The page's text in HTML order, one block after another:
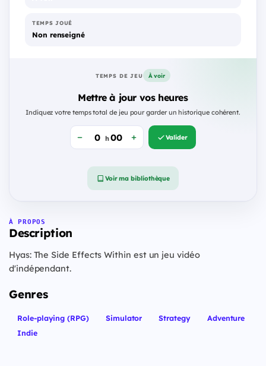
TEMPS JOUÉ
Non renseigné
TEMPS DE JEU À voir
Mettre à jour vos heures
Indiquez votre temps total de jeu pour garder un historique cohérent.
h Valider
Voir ma bibliothèque
À PROPOS
Description
Hyas: The Side Effects Within est un jeu vidéo
d'indépendant.
Genres
Role-playing (RPG) Simulator Strategy
Adventure
Indie